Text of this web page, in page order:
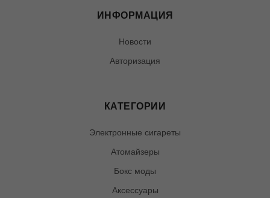
ИНФОРМАЦИЯ
Новости
Авторизация
КАТЕГОРИИ
Электронные сигареты
Атомайзеры
Бокс моды
Аксессуары